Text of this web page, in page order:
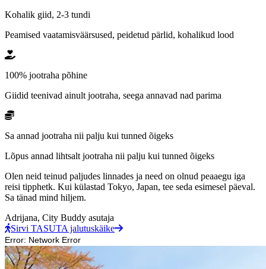
Kohalik giid, 2-3 tundi
Peamised vaatamisväärsused, peidetud pärlid, kohalikud lood
100% jootraha põhine
Giidid teenivad ainult jootraha, seega annavad nad parima
Sa annad jootraha nii palju kui tunned õigeks
Lõpus annad lihtsalt jootraha nii palju kui tunned õigeks
Olen neid teinud paljudes linnades ja need on olnud peaaegu iga
reisi tipphetk. Kui külastad Tokyo, Japan, tee seda esimesel päeval.
Sa tänad mind hiljem.
Adrijana, City Buddy asutaja
Sirvi TASUTA jalutuskäike